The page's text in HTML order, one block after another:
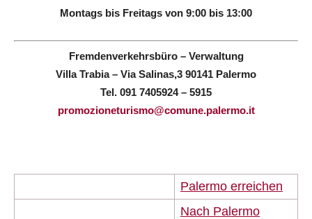
Montags bis Freitags von 9:00 bis 13:00
Fremdenverkehrsbüro – Verwaltung
Villa Trabia – Via Salinas,3 90141 Palermo
Tel. 091 7405924 – 5915
promozioneturismo@comune.palermo.it
Palermo erreichen
Nach Palermo